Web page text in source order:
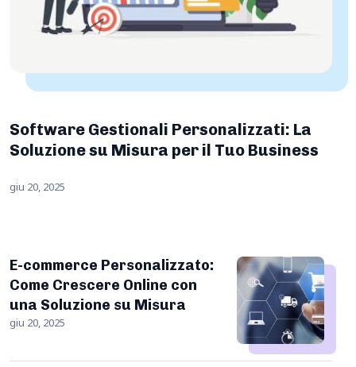
Software Gestionali Personalizzati: La
Soluzione su Misura per il Tuo Business
giu 20, 2025
E-commerce Personalizzato:
Come Crescere Online con
una Soluzione su Misura
giu 20, 2025